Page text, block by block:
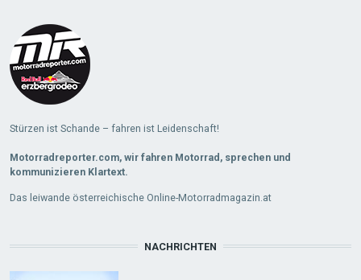
Stürzen ist Schande – fahren ist Leidenschaft!
Motorradreporter.com, wir fahren Motorrad, sprechen und
kommunizieren Klartext.
Das leiwande österreichische Online-Motorradmagazin.at
NACHRICHTEN